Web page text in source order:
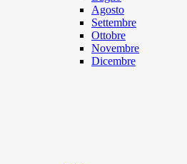
Agosto
Settembre
Ottobre
Novembre
Dicembre